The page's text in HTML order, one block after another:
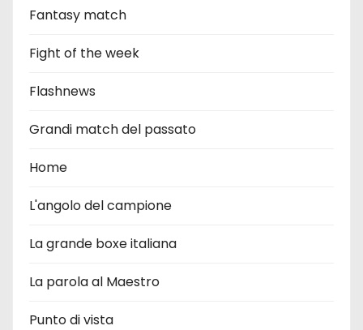
Fantasy match
Fight of the week
Flashnews
Grandi match del passato
Home
L'angolo del campione
La grande boxe italiana
La parola al Maestro
Punto di vista